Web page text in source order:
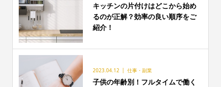
キッチンの片付けはどこから始め
るのが正解？効率の良い順序をご
紹介！
2023.04.12 仕事・副業
子供の年齢別！フルタイムで働く